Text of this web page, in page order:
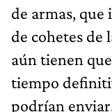
de armas, que
de cohetes
aún tienen
tiempo
podrían